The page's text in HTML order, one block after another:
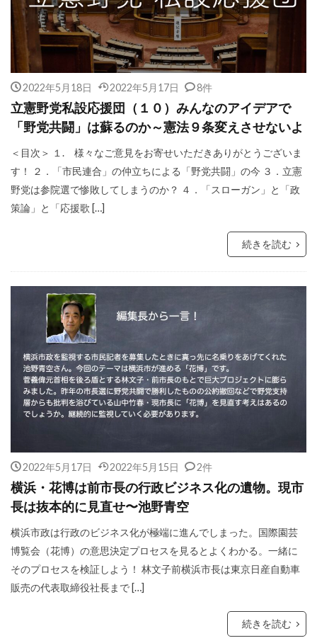
2022年5月18日 2022年5月17日 8件
立憲野党私設応援団（１０）みんなのアイデアで
「野党共闘」は蘇るのか～憲法９条変えさせないよ
＜目次＞ １. 様々なご意見をお寄せいただきありがとうございま
す！ ２．「市民連合」の仲立ちによる「野党共闘」の今 ３．立憲
野党は参院選で惨敗してしまうのか？ ４．「スローガン」と「政
策論」と「応援歌 […]
続きを読む
2022年5月17日 2022年5月15日 2件
横浜・花博は前市長の行政ビジネス化の遺物。現市
長は抜本的に見直せ〜池野青空
横浜市政は行政のビジネス化が極端に進んでしまった。国際園芸
博覧会（花博）の意思決定プロセスを見るとよくわかる。一緒に
そのプロセスを検証しよう！ 林文子前横浜市長は東京日産自動車
販売の代表取締役社長まで […]
続きを読む